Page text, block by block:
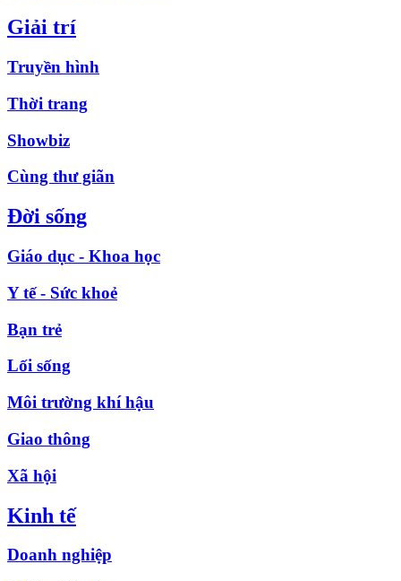
Giải trí
Truyền hình
Thời trang
Showbiz
Cùng thư giãn
Đời sống
Giáo dục - Khoa học
Y tế - Sức khoẻ
Bạn trẻ
Lối sống
Môi trường khí hậu
Giao thông
Xã hội
Kinh tế
Doanh nghiệp